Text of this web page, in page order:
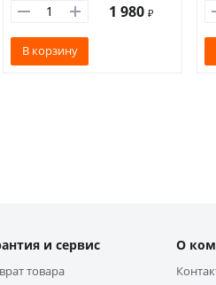
1 980 ₽
В корзину
и сервис
товара
О